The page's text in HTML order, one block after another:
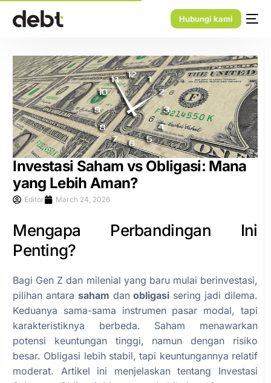
Hubungi kami
Investasi Saham vs Obligasi: Mana
yang Lebih Aman?
Editor March 24, 2026
Mengapa Perbandingan Ini
Penting?
Bagi Gen Z dan milenial yang baru mulai berinvestasi,
pilihan antara saham danobligasi sering jadi dilema.
Keduanya sama-sama instrumen pasar modal, tapi
karakteristiknya berbeda. Saham menawarkan
potensi keuntungan tinggi, namun dengan risiko
besar. Obligasi lebih stabil, tapi keuntungannya relatif
moderat. Artikel ini menjelaskan tentang Investasi